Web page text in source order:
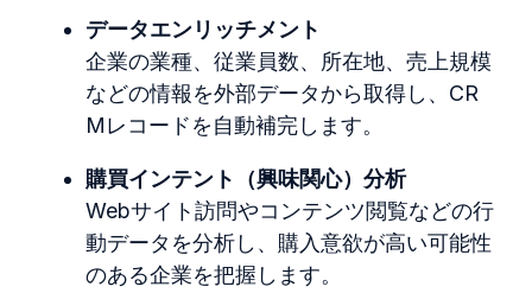
データエンリッチメント
企業の業種、従業員数、所在地、売上規模
などの情報を外部データから取得し、 CR
Mレコードを自動補完します。
購買インテント（興味関心）分析
Webサイト訪問やコンテンツ閲覧などの行
動データを分析し、購入意欲が高い可能性
のある企業を把握します。